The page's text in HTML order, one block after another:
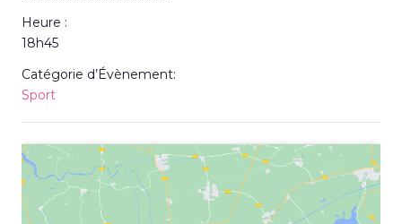
Heure :
18h45
Catégorie d’Évènement:
Sport